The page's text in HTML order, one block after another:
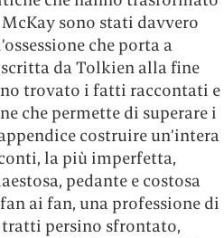
sono stati davvero
che porta a
da Tolkien alla fine
trovato i fatti raccontati e
che permette di superare i
costruire un’intera
la più imperfetta,
pedante e costosa
ai fan, una professione di
tratti persino sfrontato,